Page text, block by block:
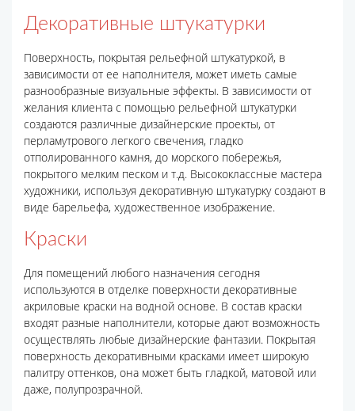
Декоративные штукатурки
Поверхность, покрытая рельефной штукатуркой, в
зависимости от ее наполнителя, может иметь самые
разнообразные визуальные эффекты. В зависимости от
желания клиента с помощью рельефной штукатурки
создаются различные дизайнерские проекты, от
перламутрового легкого свечения, гладко
отполированного камня, до морского побережья,
покрытого мелким песком и т.д. Высококлассные мастера
художники, используя декоративную штукатурку создают в
виде барельефа, художественное изображение.
Краски
Для помещений любого назначения сегодня
используются в отделке поверхности декоративные
акриловые краски на водной основе. В состав краски
входят разные наполнители, которые дают возможность
осуществлять любые дизайнерские фантазии. Покрытая
поверхность декоративными красками имеет широкую
палитру оттенков, она может быть гладкой, матовой или
даже, полупрозрачной.